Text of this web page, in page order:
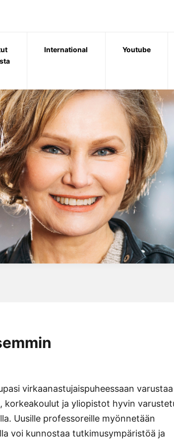
International Youtube
virkaanastujaispuheessaan varustaa
ja yliopistot hyvin
Uusille professoreille myönnetään
voi kunnostaa tutkimusympäristöä ja